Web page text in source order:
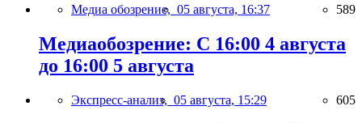
Медиа обозрение, 05 августа, 16:37 589
Медиаобозрение: С 16:00 4 августа
до 16:00 5 августа
Экспресс-анализ, 05 августа, 15:29 605